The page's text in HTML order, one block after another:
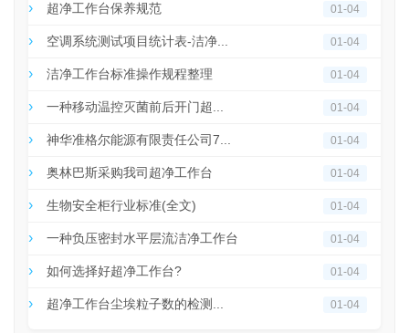
超净工作台保养规范 01-04
空调系统测试项目统计表-洁净... 01-04
洁净工作台标准操作规程整理 01-04
一种移动温控灭菌前后开门超... 01-04
神华准格尔能源有限责任公司7... 01-04
奥林巴斯采购我司超净工作台 01-04
生物安全柜行业标准(全文) 01-04
一种负压密封水平层流洁净工作台 01-04
如何选择好超净工作台? 01-04
超净工作台尘埃粒子数的检测... 01-04